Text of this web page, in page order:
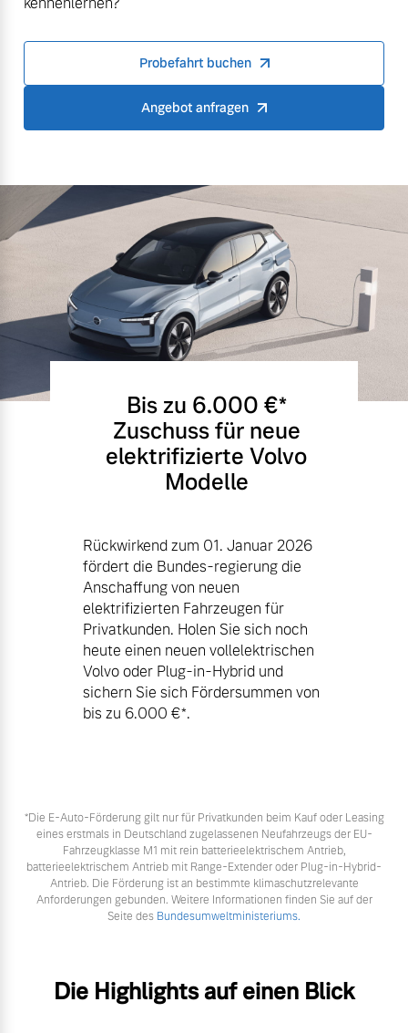
Probefahrt buchen
Angebot anfragen
Bis zu 6.000 €⁠*
Zuschuss für neue
elektrifizierte Volvo
Modelle
Rückwirkend zum 01. Januar 2026
fördert die Bundes-regierung die
Anschaffung von neuen
elektrifizierten Fahrzeugen für
Privatkunden. Holen Sie sich noch
heute einen neuen vollelektrischen
Volvo oder Plug-in-Hybrid und
sichern Sie sich Fördersummen von
bis zu 6.000 €⁠*.
*Die E‑Auto-Förderung gilt nur für Privatkunden beim Kauf oder Leasing
eines erstmals in Deutschland zugelassenen Neufahrzeugs der EU-
Fahrzeugklasse M1 mit rein batterieelektrischem Antrieb,
batterieelektrischem Antrieb mit Range-Extender oder Plug-in-Hybrid-
Antrieb. Die Förderung ist an bestimmte klimaschutzrelevante
Anforderungen gebunden. Weitere Informationen finden Sie auf der
Seite des Bundesumweltministeriums.
Die Highlights auf einen Blick